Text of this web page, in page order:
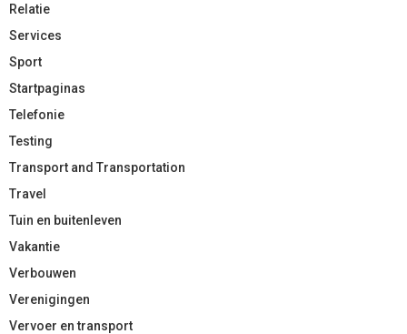
Relatie
Services
Sport
Startpaginas
Telefonie
Testing
Transport and Transportation
Travel
Tuin en buitenleven
Vakantie
Verbouwen
Verenigingen
Vervoer en transport